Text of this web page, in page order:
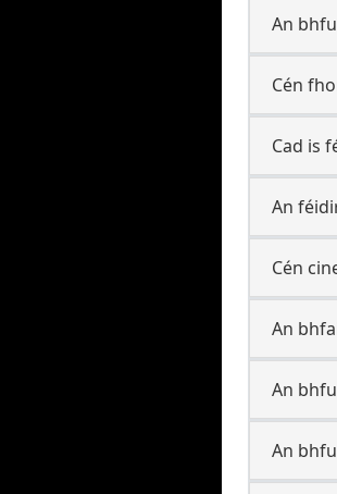
An
Cén
Cad is
An
Cén
An
An
An